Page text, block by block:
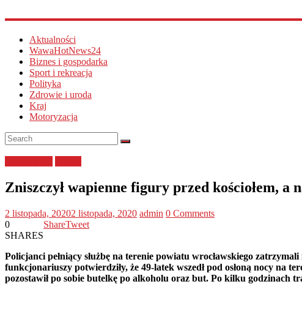
Aktualności
WawaHotNews24
Biznes i gospodarka
Sport i rekreacja
Polityka
Zdrowie i uroda
Kraj
Motoryzacja
Zniszczył wapienne figury przed kościołem,
2 listopada, 20202 listopada, 2020 admin 0 Comments
0
SHARES
ShareTweet
Policjanci pełniący służbę na terenie powiatu wrocławskiego
funkcjonariuszy potwierdziły, że 49-latek wszedł pod osłoną nocy na
pozostawił po sobie butelkę po alkoholu oraz but. Po kilku godzinach